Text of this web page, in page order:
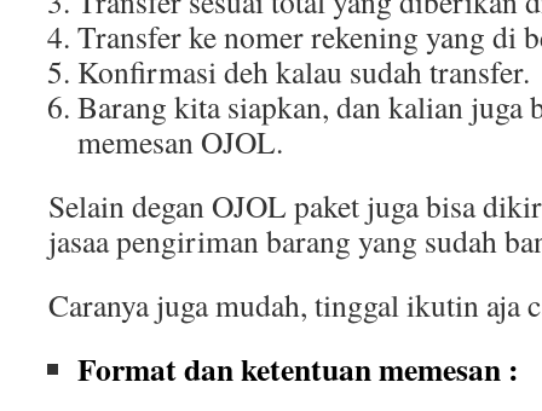
Transfer ke nomer rekening yang di
Konfirmasi deh kalau sudah transfer.
Barang kita siapkan, dan kalian juga
memesan OJOL.
Selain degan OJOL paket juga bisa
jasaa pengiriman barang yang sudah
Caranya juga mudah, tinggal ikutin aja
Format dan ketentuan memesan :